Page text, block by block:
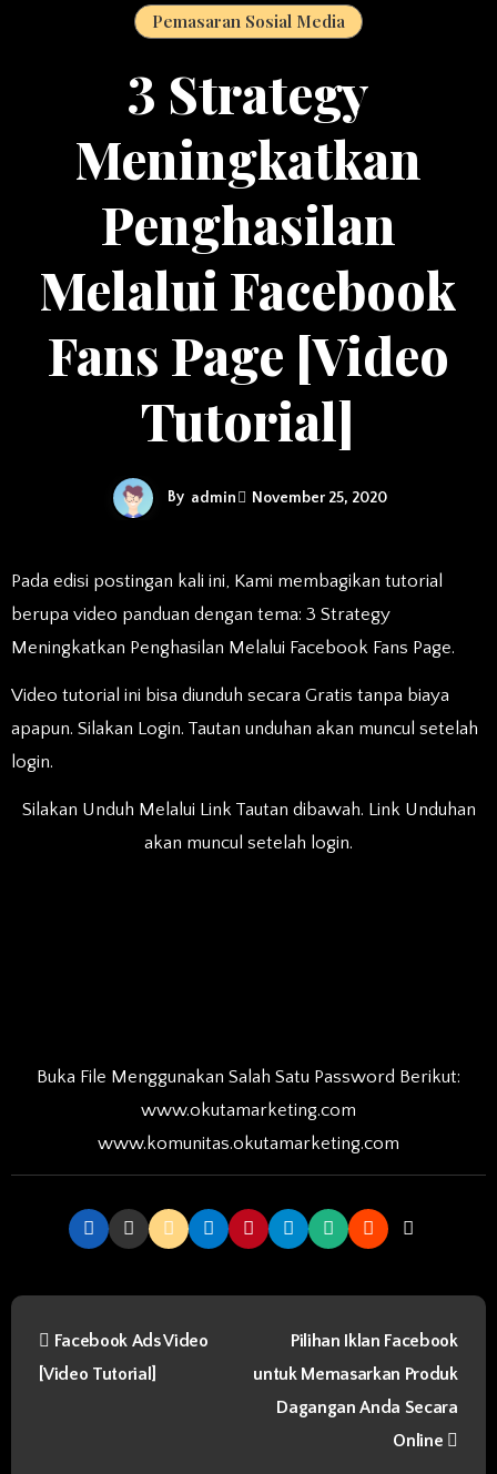
Pemasaran Sosial Media
3 Strategy
Meningkatkan
Penghasilan
Melalui Facebook
Fans Page [Video
Tutorial]
By admin November 25, 2020
Pada edisi postingan kali ini, Kami membagikan tutorial
berupa video panduan dengan tema: 3 Strategy
Meningkatkan Penghasilan Melalui Facebook Fans Page.
Video tutorial ini bisa diunduh secara Gratis tanpa biaya
apapun. Silakan Login. Tautan unduhan akan muncul setelah
login.
Silakan Unduh Melalui Link Tautan dibawah. Link Unduhan
akan muncul setelah login.
Buka File Menggunakan Salah Satu Password Berikut:
www.okutamarketing.com
www.komunitas.okutamarketing.com
P
Facebook Ads Video
[Video Tutorial]
Pilihan Iklan Facebook
untuk Memasarkan Produk
Dagangan Anda Secara
Online